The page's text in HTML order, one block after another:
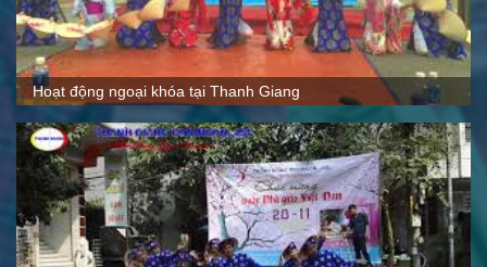
Quy mô, cách thức hoạt động tại Thanh Giang